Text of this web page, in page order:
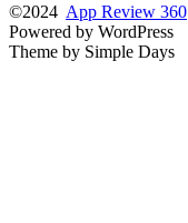
©2024 App Review 360
Powered by WordPress
Theme by Simple Days